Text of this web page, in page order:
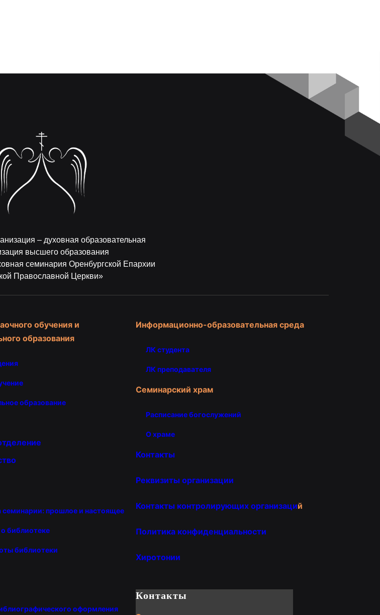
– духовная образовательная
высшего образования
семинария Оренбургской Епархии
Православной Церкви»
обучения и
образования
образование
семинарии: прошлое и настоящее
библиотеке
библиотеки
оформления
Информационно-образовательная среда
ЛК студента
ЛК преподавателя
Семинарский храм
Расписание богослужений
О храме
Контакты
Реквизиты организации
Контакты контролирующих организаций
Политика конфиденциальности
Хиротонии
Контакты